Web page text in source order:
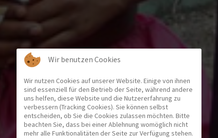
Wir benutzen Cookies
Wir nutzen Cookies auf unserer Website. Einige von ihnen
sind essenziell für den Betrieb der Seite, während andere
uns helfen, diese Website und die Nutzererfahrung zu
verbessern (Tracking Cookies). Sie können selbst
entscheiden, ob Sie die Cookies zulassen möchten. Bitte
beachten Sie, dass bei einer Ablehnung womöglich nicht
mehr alle Funktionalitäten der Seite zur Verfügung stehen.